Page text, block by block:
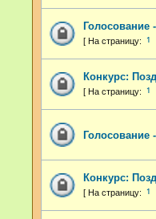
Голосование
1
Конкурс:
1
Голосование
Конкурс:
1